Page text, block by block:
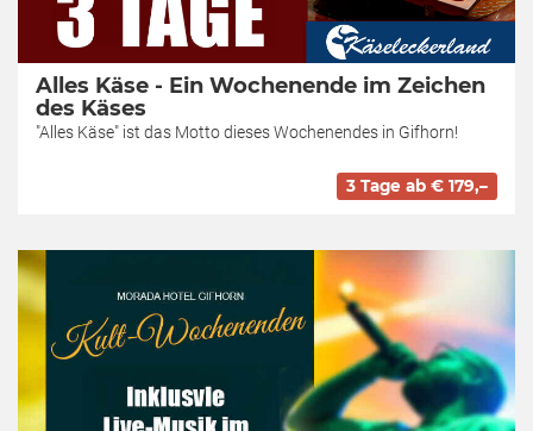
Alles Käse - Ein Wochenende im Zeichen
des Käses
"Alles Käse" ist das Motto dieses Wochenendes in Gifhorn!
3 Tage ab € 179,–